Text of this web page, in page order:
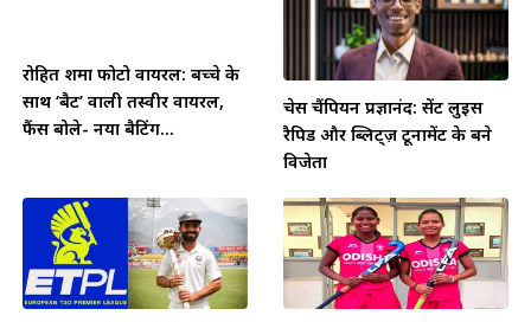
रोहित शर्मा फोटो वायरल: बच्चे के
साथ ‘बैट’ वाली तस्वीर वायरल,
फैंस बोले- नया बैटिंग...
चेस चैंपियन प्रज्ञानंद: सेंट लुइस
रैपिड और ब्लिट्ज़ टूर्नामेंट के बने
विजेता